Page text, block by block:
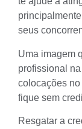
seus
Uma imagem
profissional
colocações
fique sem
Resgatar a